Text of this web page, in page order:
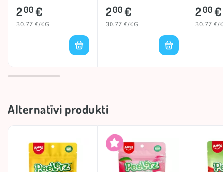
65g
200€
30.77 €/KG
65g
200€
30.77 €/KG
200€
30.77 €/
Alternatīvi produkti